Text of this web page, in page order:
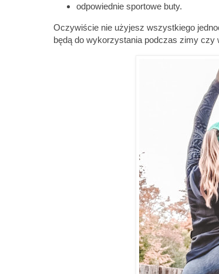
odpowiednie sportowe buty.
Oczywiście nie użyjesz wszystkiego
będą do wykorzystania podczas zimy czy